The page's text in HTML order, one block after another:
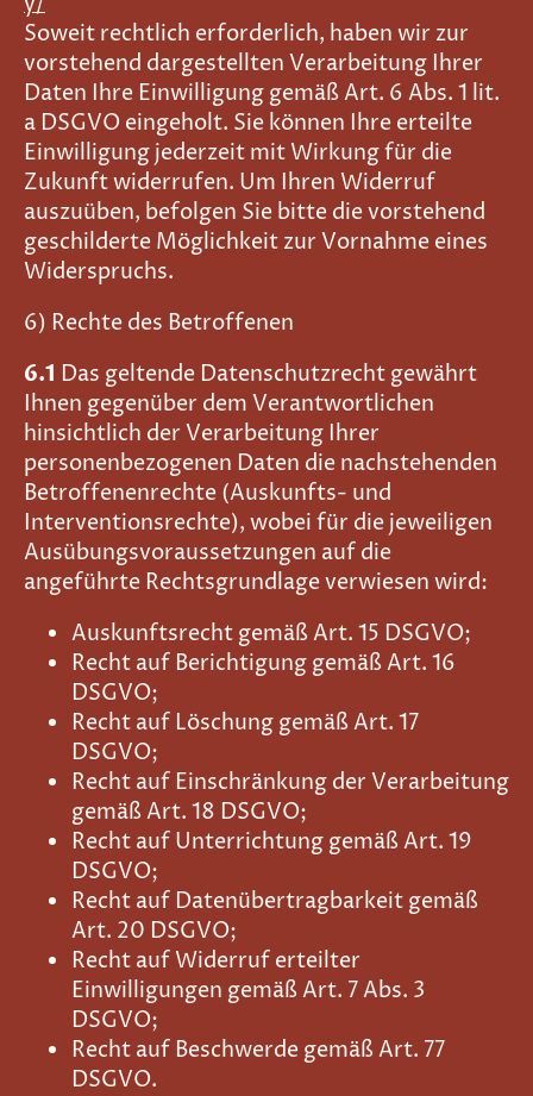
Soweit rechtlich erforderlich, haben wir zur
vorstehend dargestellten Verarbeitung Ihrer
Daten Ihre Einwilligung gemäß Art. 6 Abs. 1 lit.
a DSGVO eingeholt. Sie können Ihre erteilte
Einwilligung jederzeit mit Wirkung für die
Zukunft widerrufen. Um Ihren Widerruf
auszuüben, befolgen Sie bitte die vorstehend
geschilderte Möglichkeit zur Vornahme eines
Widerspruchs.
6) Rechte des Betroffenen
6.1 Das geltende Datenschutzrecht gewährt
Ihnen gegenüber dem Verantwortlichen
hinsichtlich der Verarbeitung Ihrer
personenbezogenen Daten die nachstehenden
Betroffenenrechte (Auskunfts- und
Interventionsrechte), wobei für die jeweiligen
Ausübungsvoraussetzungen auf die
angeführte Rechtsgrundlage verwiesen wird:
Auskunftsrecht gemäß Art. 15 DSGVO;
Recht auf Berichtigung gemäß Art. 16
DSGVO;
Recht auf Löschung gemäß Art. 17
DSGVO;
Recht auf Einschränkung der Verarbeitung
gemäß Art. 18 DSGVO;
Recht auf Unterrichtung gemäß Art. 19
DSGVO;
Recht auf Datenübertragbarkeit gemäß
Art. 20 DSGVO;
Recht auf Widerruf erteilter
Einwilligungen gemäß Art. 7 Abs. 3
DSGVO;
Recht auf Beschwerde gemäß Art. 77
DSGVO.